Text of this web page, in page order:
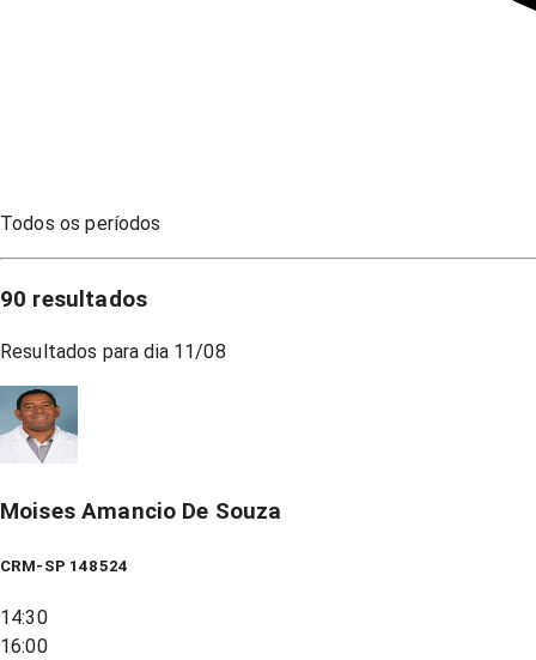
Todos os períodos
90 resultados
Resultados para dia 11/08
Moises Amancio De Souza
CRM-SP 148524
14:30
16:00